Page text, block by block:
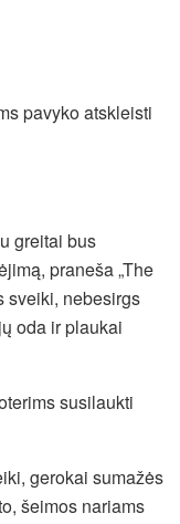
pavyko atskleisti
greitai bus
praneša „The
sveiki, nebesirgs
oda ir plaukai
susilaukti
gerokai sumažės
šeimos nariams